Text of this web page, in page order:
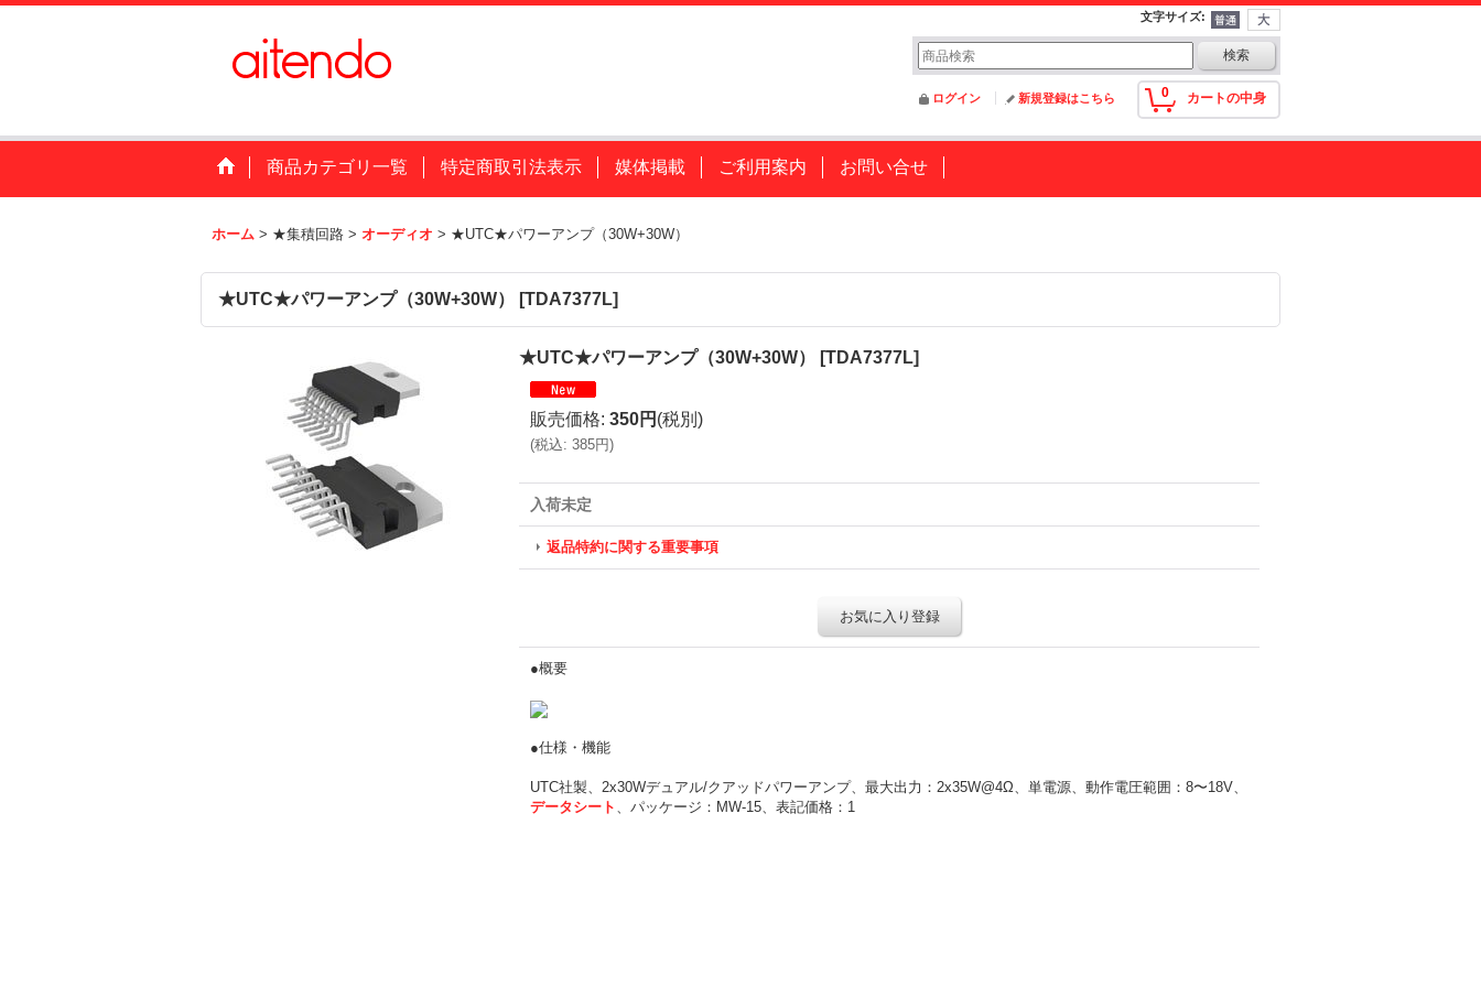
文字サイズ:
0 カートの中身
ログイン 新規登録はこちら
商品カテゴリ一覧 特定商取引法表示 媒体掲載 ご利用案内 お問い合せ
ホーム > ★集積回路 > オーディオ > ★UTC★パワーアンプ（30W+30W）
★UTC★パワーアンプ（30W+30W） [TDA7377L]
★UTC★パワーアンプ（30W+30W） [TDA7377L]
販売価格: 350円 (税別)
(税込: 385円)
入荷未定
返品特約に関する重要事項
お気に入り登録
●概要
●仕様・機能
UTC社製、2x30Wデュアル/クアッドパワーアンプ、最大出力：2x35W@4Ω、単電源、動作電圧範囲：8〜18V、
データシート 、パッケージ：MW-15、表記価格：1